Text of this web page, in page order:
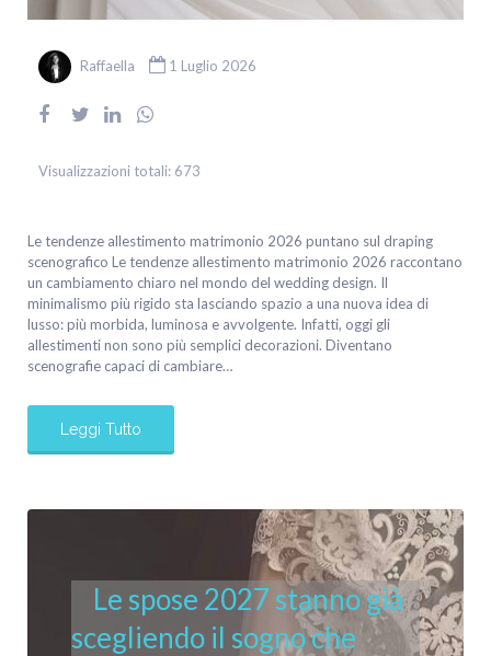
Raffaella 1 Luglio 2026
Visualizzazioni totali: 673
Le tendenze allestimento matrimonio 2026 puntano sul draping
scenografico Le tendenze allestimento matrimonio 2026 raccontano
un cambiamento chiaro nel mondo del wedding design. Il
minimalismo più rigido sta lasciando spazio a una nuova idea di
lusso: più morbida, luminosa e avvolgente. Infatti, oggi gli
allestimenti non sono più semplici decorazioni. Diventano
scenografie capaci di cambiare…
Leggi Tutto
Le spose 2027 stanno già
scegliendo il sogno che